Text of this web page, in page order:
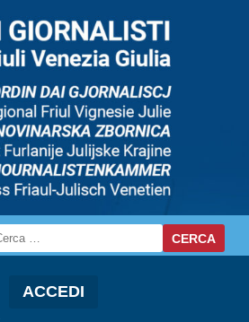
ACCEDI